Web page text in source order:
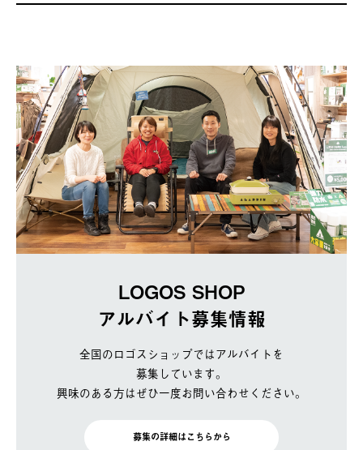
LOGOS SHOP
アルバイト募集情報
全国のロゴスショップではアルバイトを
募集しています。
興味のある方はぜひ一度お問い合わせください。
募集の詳細はこちらから